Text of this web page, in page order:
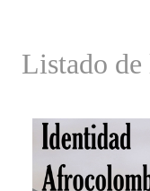
Listado de